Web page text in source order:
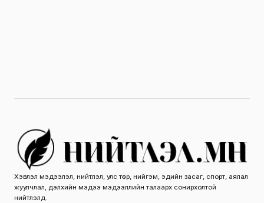
Хэвлэл мэдээлэл, нийтлэл, улс төр, нийгэм, эдийн засаг, спорт, аялал
жуулчлал, дэлхийн мэдээ мэдээллийн талаарх сонирхолтой
нийтлэлүүд.